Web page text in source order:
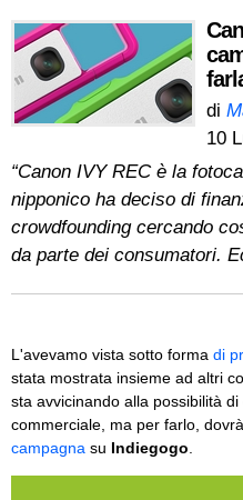
di
10
“Canon IVY REC è la
nipponico ha deciso di
crowdfounding cercando
da parte dei consumatori.
L'avevamo vista sotto forma di
stata mostrata insieme ad altri
sta avvicinando alla possibilità
commerciale, ma per farlo,
campagna su Indiegogo